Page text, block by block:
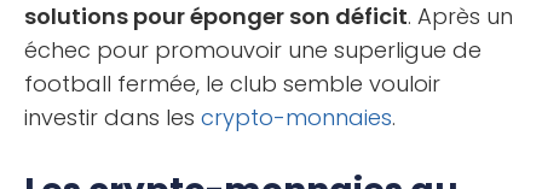
solutions pour éponger son déficit. Après un
échec pour promouvoir une superligue de
football fermée, le club semble vouloir
investir dans les crypto-monnaies.